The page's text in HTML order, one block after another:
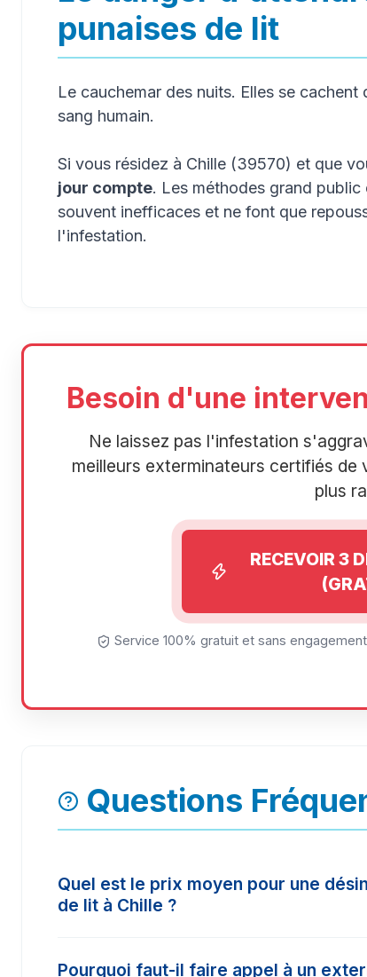
punaises de lit
Le cauchemar des nuits. Elles se
sang humain.
Si vous résidez à Chille (39570) et que
jour compte. Les méthodes grand
souvent inefficaces et ne font que
l'infestation.
Besoin d'une
Ne laissez pas l'infestation
meilleurs exterminateurs certifiés
plus
RECEVOIR 3
Service 100% gratuit et sans
Questions
Quel est le prix moyen pour une
de lit à Chille ?
surface à traiter. En moyenne, les prix
Pourquoi faut-il faire appel à un